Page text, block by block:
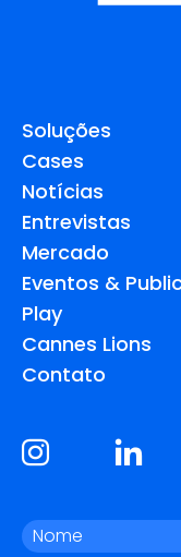
Soluções
Cases
Notícias
Entrevistas
Mercado
Eventos &
Play
Cannes Lions
Contato